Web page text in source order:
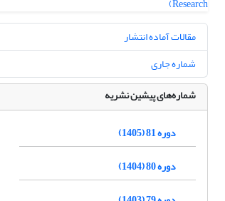
مقالات آماده انتشار
شماره جاری
شماره‌های پیشین نشریه
دوره 81 (1405)
دوره 80 (1404)